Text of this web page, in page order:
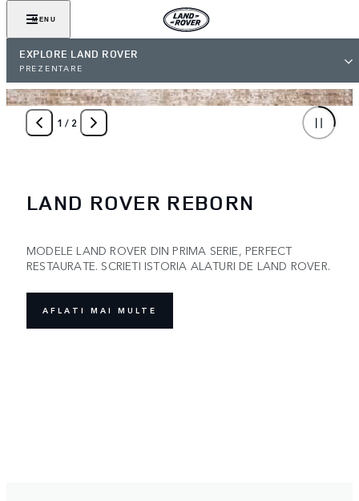
MENU
EXPLORE LAND ROVER
PREZENTARE
1 / 2
LAND ROVER REBORN
MODELE LAND ROVER DIN PRIMA SERIE, PERFECT
RESTAURATE. SCRIETI ISTORIA ALATURI DE LAND ROVER.
AFLATI MAI MULTE